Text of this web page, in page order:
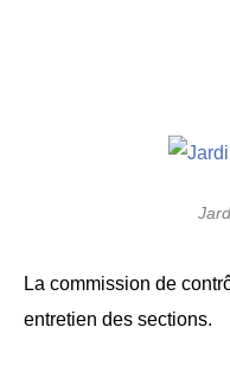
La commission de
entretien des sections.